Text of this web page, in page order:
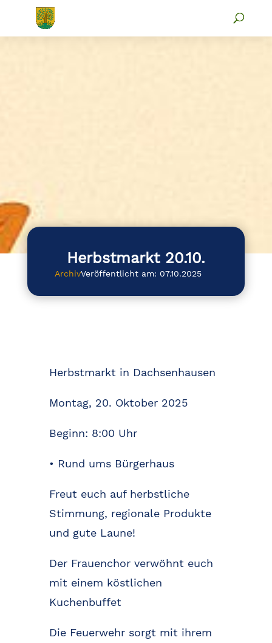
Herbstmarkt 20.10.
ArchivVeröffentlicht am: 07.10.2025
Herbstmarkt in Dachsenhausen
Montag, 20. Oktober 2025
Beginn: 8:00 Uhr
• Rund ums Bürgerhaus
Freut euch auf herbstliche
Stimmung, regionale Produkte
und gute Laune!
Der Frauenchor verwöhnt euch
mit einem köstlichen
Kuchenbuffet
Die Feuerwehr sorgt mit ihrem